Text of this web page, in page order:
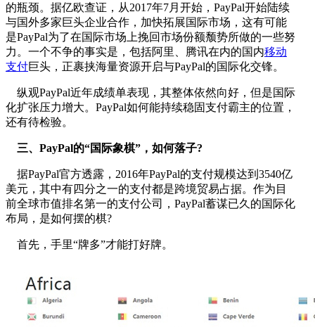
的瓶颈。据亿欧查证，从2017年7月开始，PayPal开始陆续
与国外多家巨头企业合作，加快拓展国际市场，这有可能
是PayPal为了在国际市场上挽回市场份额颓势所做的一些努
力。一个不争的事实是，包括阿里、腾讯在内的国内移动
支付巨头，正裹挟海量资源开启与PayPal的国际化交锋。
纵观PayPal近年成绩单表现，其整体依然向好，但是国际
化扩张压力增大。PayPal如何能持续稳固支付霸主的位置，
还有待检验。
三、PayPal的“国际象棋”，如何落子?
据PayPal官方透露，2016年PayPal的支付规模达到3540亿
美元，其中有四分之一的支付都是跨境贸易占据。作为目
前全球市值排名第一的支付公司，PayPal蓄谋已久的国际化
布局，是如何摆的棋?
首先，手里“牌多”才能打好牌。